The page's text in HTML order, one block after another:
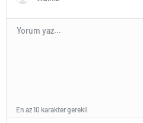
En az 10 karakter gerekli